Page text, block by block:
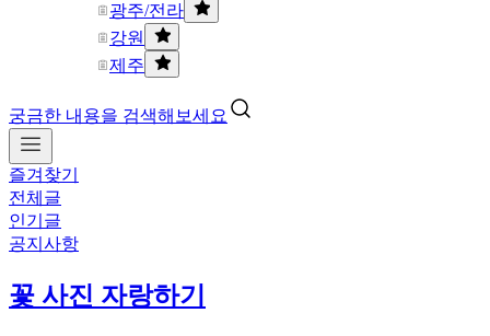
광주/전라
강원
제주
궁금한 내용을 검색해보세요
즐겨찾기
전체글
인기글
공지사항
꽃 사진 자랑하기